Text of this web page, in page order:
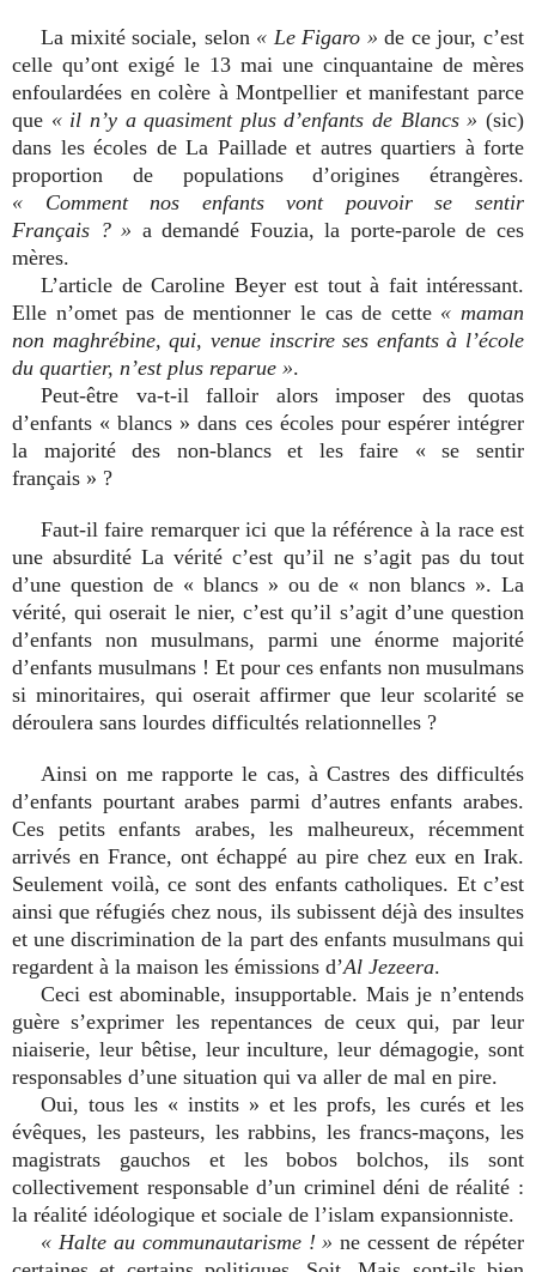
La mixité sociale, selon « Le Figaro » de ce jour, c’est
celle qu’ont exigé le 13 mai une cinquantaine de mères
enfoulardées en colère à Montpellier et manifestant parce
que « il n’y a quasiment plus d’enfants de Blancs » (sic)
dans les écoles de La Paillade et autres quartiers à forte
proportion de populations d’origines étrangères.
« Comment nos enfants vont pouvoir se sentir
Français ? » a demandé Fouzia, la porte-parole de ces
mères.
L’article de Caroline Beyer est tout à fait intéressant.
Elle n’omet pas de mentionner le cas de cette « maman
non maghrébine, qui, venue inscrire ses enfants à l’école
du quartier, n’est plus reparue ».
Peut-être va-t-il falloir alors imposer des quotas
d’enfants « blancs » dans ces écoles pour espérer intégrer
la majorité des non-blancs et les faire « se sentir
français » ?
Faut-il faire remarquer ici que la référence à la race est
une absurdité La vérité c’est qu’il ne s’agit pas du tout
d’une question de « blancs » ou de « non blancs ». La
vérité, qui oserait le nier, c’est qu’il s’agit d’une question
d’enfants non musulmans, parmi une énorme majorité
d’enfants musulmans ! Et pour ces enfants non musulmans
si minoritaires, qui oserait affirmer que leur scolarité se
déroulera sans lourdes difficultés relationnelles ?
Ainsi on me rapporte le cas, à Castres des difficultés
d’enfants pourtant arabes parmi d’autres enfants arabes.
Ces petits enfants arabes, les malheureux, récemment
arrivés en France, ont échappé au pire chez eux en Irak.
Seulement voilà, ce sont des enfants catholiques. Et c’est
ainsi que réfugiés chez nous, ils subissent déjà des insultes
et une discrimination de la part des enfants musulmans qui
regardent à la maison les émissions d’Al Jezeera.
Ceci est abominable, insupportable. Mais je n’entends
guère s’exprimer les repentances de ceux qui, par leur
niaiserie, leur bêtise, leur inculture, leur démagogie, sont
responsables d’une situation qui va aller de mal en pire.
Oui, tous les « instits » et les profs, les curés et les
évêques, les pasteurs, les rabbins, les francs-maçons, les
magistrats gauchos et les bobos bolchos, ils sont
collectivement responsable d’un criminel déni de réalité :
la réalité idéologique et sociale de l’islam expansionniste.
« Halte au communautarisme ! » ne cessent de répéter